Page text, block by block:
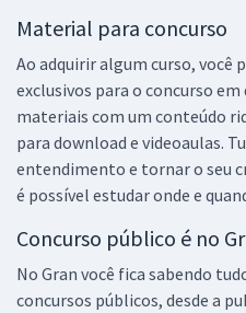
Material para concurso
Ao adquirir algum curso, você
exclusivos para o concurso em
materiais com um conteúdo
para download e videoaulas.
entendimento e tornar o seu
é possível estudar onde e
Concurso público é no
No Gran você fica sabendo
concursos públicos, desde a